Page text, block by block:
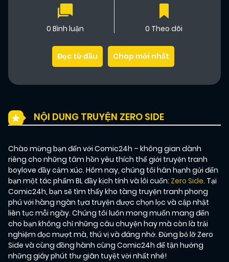
0 Bình luận 0 Theo dõi
Đọc từ đầu Chap mới nhất
NỘI DUNG TRUYỆN ZERO SIDE
Chào mừng bạn đến với Comic24h – không gian dành
riêng cho những tâm hồn yêu thích thế giới truyện tranh
boylove đầy cảm xúc. Hôm nay, chúng tôi hân hạnh gửi đến
bạn một tác phẩm BL đầy kịch tính và lôi cuốn: Zero Side. Tại
Comic24h, bạn sẽ tìm thấy kho tàng truyện tranh phong
phú với hàng ngàn tựa truyện được chọn lọc và cập nhật
liên tục mỗi ngày. Chúng tôi luôn mong muốn mang đến
cho bạn không chỉ những câu chuyện hay mà còn là trải
nghiệm đọc mượt mà, thú vị và đáng nhớ. Đừng bỏ lỡ Zero
Side và cùng đồng hành cùng Comic24h để tận hưởng
những giây phút thư giãn tuyệt vời nhất nhé!